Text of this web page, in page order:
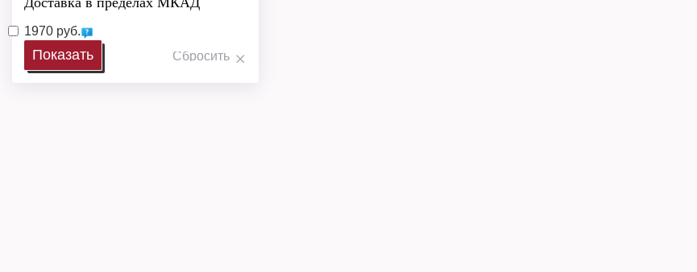
1970 руб.